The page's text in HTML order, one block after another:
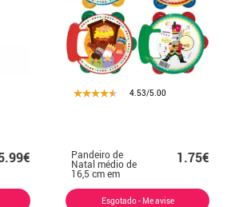
4.53/5.00
Pandeiro de
Natal médio de
16,5 cm em
modelos
variados
1.75€
Esgotado - Me avise